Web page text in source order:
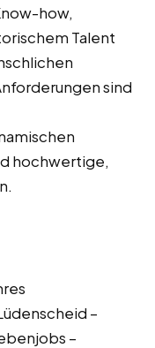
how,
Talent
sind
hochwertige,
–
–